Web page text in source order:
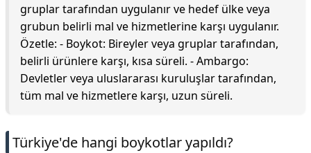
gruplar tarafından uygulanır ve hedef ülke veya
grubun belirli mal ve hizmetlerine karşı uygulanır.
Özetle: - Boykot: Bireyler veya gruplar tarafından,
belirli ürünlere karşı, kısa süreli. - Ambargo:
Devletler veya uluslararası kuruluşlar tarafından,
tüm mal ve hizmetlere karşı, uzun süreli.
Türkiye'de hangi boykotlar yapıldı?